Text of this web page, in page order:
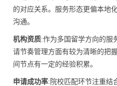
的对应关系。服务形态更偏本地
沟通。
机构资质:作为多国留学方向的服
请节奏管理方面有较为清晰的把
间节点有一定的经验积累。
申请成功率:院校匹配环节注重结